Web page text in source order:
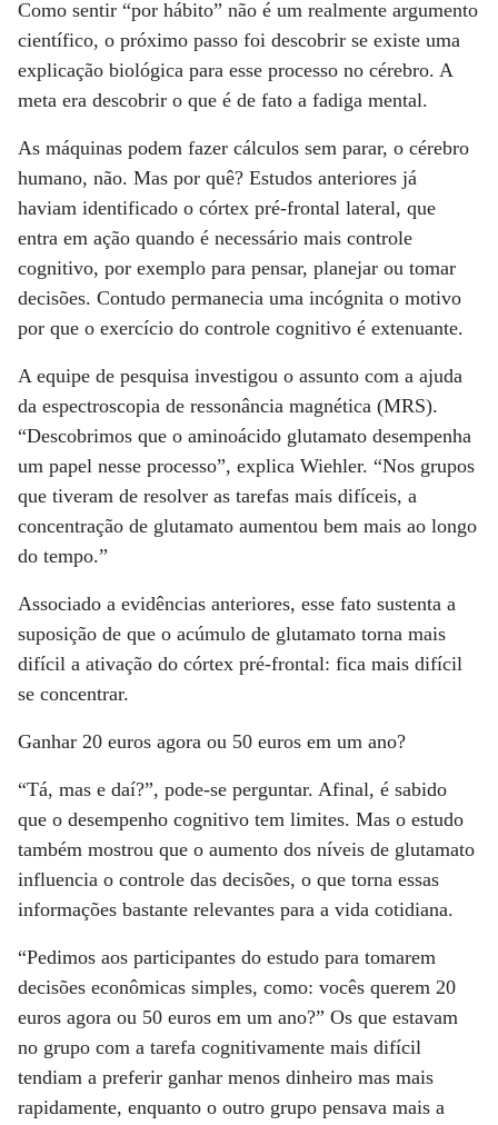
Como sentir “por hábito” não é um realmente argumento
científico, o próximo passo foi descobrir se existe uma
explicação biológica para esse processo no cérebro. A
meta era descobrir o que é de fato a fadiga mental.
As máquinas podem fazer cálculos sem parar, o cérebro
humano, não. Mas por quê? Estudos anteriores já
haviam identificado o córtex pré-frontal lateral, que
entra em ação quando é necessário mais controle
cognitivo, por exemplo para pensar, planejar ou tomar
decisões. Contudo permanecia uma incógnita o motivo
por que o exercício do controle cognitivo é extenuante.
A equipe de pesquisa investigou o assunto com a ajuda
da espectroscopia de ressonância magnética (MRS).
“Descobrimos que o aminoácido glutamato desempenha
um papel nesse processo”, explica Wiehler. “Nos grupos
que tiveram de resolver as tarefas mais difíceis, a
concentração de glutamato aumentou bem mais ao longo
do tempo.”
Associado a evidências anteriores, esse fato sustenta a
suposição de que o acúmulo de glutamato torna mais
difícil a ativação do córtex pré-frontal: fica mais difícil
se concentrar.
Ganhar 20 euros agora ou 50 euros em um ano?
“Tá, mas e daí?”, pode-se perguntar. Afinal, é sabido
que o desempenho cognitivo tem limites. Mas o estudo
também mostrou que o aumento dos níveis de glutamato
influencia o controle das decisões, o que torna essas
informações bastante relevantes para a vida cotidiana.
“Pedimos aos participantes do estudo para tomarem
decisões econômicas simples, como: vocês querem 20
euros agora ou 50 euros em um ano?” Os que estavam
no grupo com a tarefa cognitivamente mais difícil
tendiam a preferir ganhar menos dinheiro mas mais
rapidamente, enquanto o outro grupo pensava mais a